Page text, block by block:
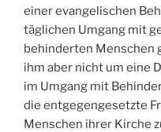
einer evangelischen
täglichen Umgang mit
behinderten Menschen
ihm aber nicht um eine
im Umgang mit
die entgegengesetzte
Menschen ihrer Kirche